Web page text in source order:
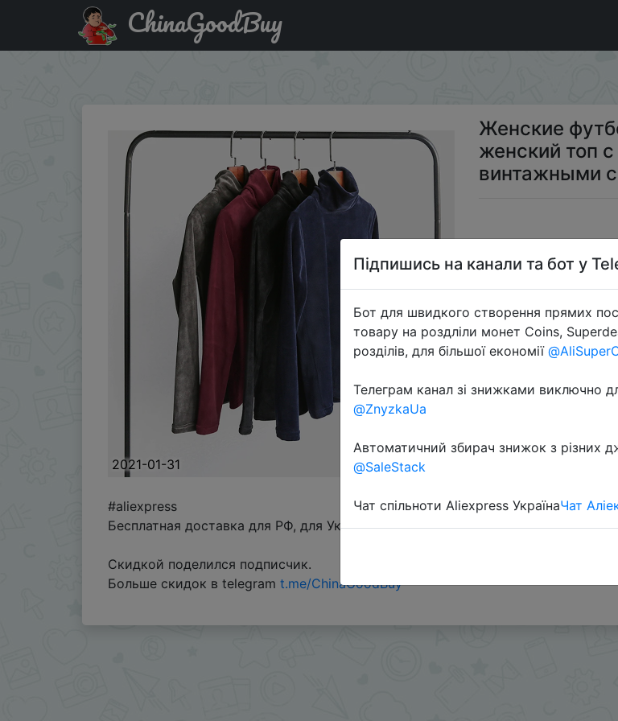
Купити на розпродажі Женские футболки, футболки с длинным рукавом, женский топ с
ChinaGoodBuy
2021-01-31
Женские
женский топ
винтажными
#aliexpress
Бесплатная доставка для РФ, для Украины + $4.81
Скидкой поделился подписчик.
Больше скидок в telegram t.me/ChinaGoodBuy
Підпишись на канали та бот у
Бот для швидкого створення прямих
товару на роздліли монет Coins,
розділів, для більшої економії
Телеграм канал зі знижками виключно
@ZnyzkaUa
Автоматичний збирач знижок з різних
@SaleStack
Чат спільноти Aliexpress УкраїнаЧат